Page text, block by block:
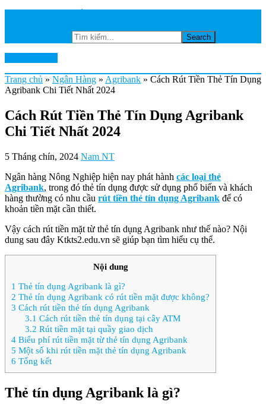
Trang chủ » Ngân Hàng » Agribank » Cách Rút Tiền Thẻ Tín Dụng
Agribank Chi Tiết Nhất 2024
Cách Rút Tiền Thẻ Tín Dụng Agribank
Chi Tiết Nhất 2024
5 Tháng chín, 2024 Nam NT
Ngân hàng Nông Nghiệp hiện nay phát hành các loại thẻ
Agribank, trong đó thẻ tín dụng được sử dụng phổ biến và khách
hàng thường có nhu cầu rút tiền thẻ tín dụng Agribank để có
khoản tiền mặt cần thiết.
Vậy cách rút tiền mặt từ thẻ tín dụng Agribank như thế nào? Nội
dung sau đây Ktkts2.edu.vn sẽ giúp bạn tìm hiểu cụ thể.
Nội dung
1 Thẻ tín dụng Agribank là gì?
2 Thẻ tín dụng Agribank có rút tiền mặt được không?
3 Cách rút tiền thẻ tín dụng Agribank
3.1 Cách rút tiền thẻ tín dụng tại cây ATM
3.2 Rút tiền mặt tại quầy giao dịch
4 Biểu phí rút tiền mặt từ thẻ tín dụng Agribank
5 Một số khi rút tiền mặt thẻ tín dụng Agribank
6 Tổng kết
Thẻ tín dụng Agribank là gì?